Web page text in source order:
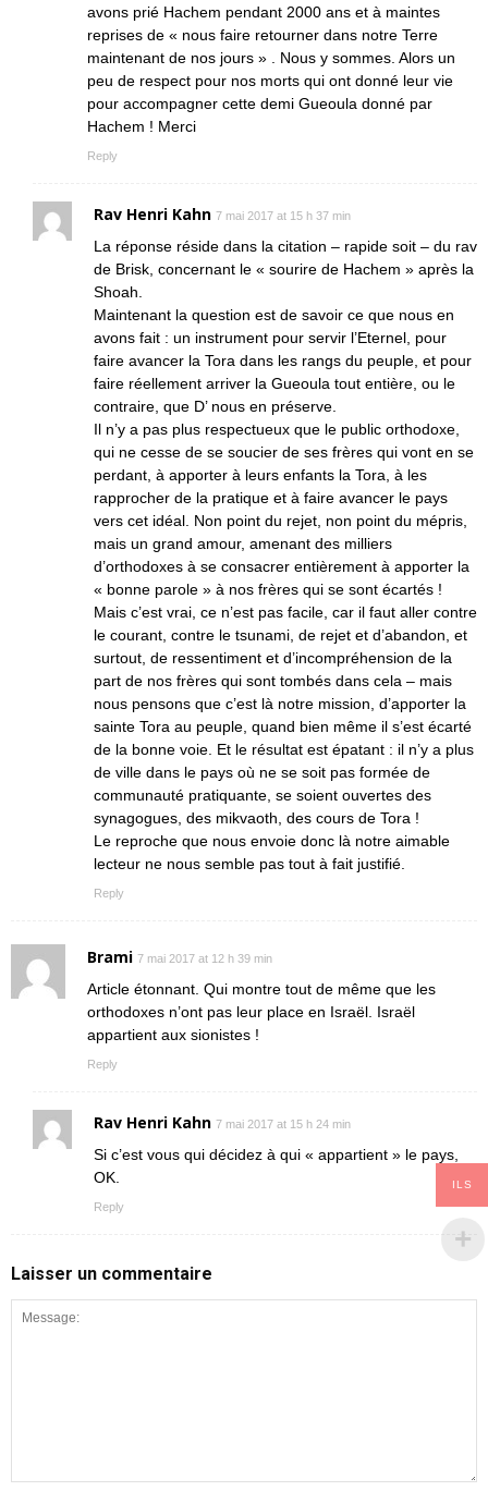
avons prié Hachem pendant 2000 ans et à maintes
reprises de « nous faire retourner dans notre Terre
maintenant de nos jours » . Nous y sommes. Alors un
peu de respect pour nos morts qui ont donné leur vie
pour accompagner cette demi Gueoula donné par
Hachem ! Merci
Reply
Rav Henri Kahn 7 mai 2017 at 15 h 37 min
La réponse réside dans la citation – rapide soit – du rav
de Brisk, concernant le « sourire de Hachem » après la
Shoah.
Maintenant la question est de savoir ce que nous en
avons fait : un instrument pour servir l’Eternel, pour
faire avancer la Tora dans les rangs du peuple, et pour
faire réellement arriver la Gueoula tout entière, ou le
contraire, que D’ nous en préserve.
Il n’y a pas plus respectueux que le public orthodoxe,
qui ne cesse de se soucier de ses frères qui vont en se
perdant, à apporter à leurs enfants la Tora, à les
rapprocher de la pratique et à faire avancer le pays
vers cet idéal. Non point du rejet, non point du mépris,
mais un grand amour, amenant des milliers
d’orthodoxes à se consacrer entièrement à apporter la
« bonne parole » à nos frères qui se sont écartés !
Mais c’est vrai, ce n’est pas facile, car il faut aller contre
le courant, contre le tsunami, de rejet et d’abandon, et
surtout, de ressentiment et d’incompréhension de la
part de nos frères qui sont tombés dans cela – mais
nous pensons que c’est là notre mission, d’apporter la
sainte Tora au peuple, quand bien même il s’est écarté
de la bonne voie. Et le résultat est épatant : il n’y a plus
de ville dans le pays où ne se soit pas formée de
communauté pratiquante, se soient ouvertes des
synagogues, des mikvaoth, des cours de Tora !
Le reproche que nous envoie donc là notre aimable
lecteur ne nous semble pas tout à fait justifié.
Reply
Brami 7 mai 2017 at 12 h 39 min
Article étonnant. Qui montre tout de même que les
orthodoxes n’ont pas leur place en Israël. Israël
appartient aux sionistes !
Reply
Rav Henri Kahn 7 mai 2017 at 15 h 24 min
Si c’est vous qui décidez à qui « appartient » le pays,
OK.
Reply
Laisser un commentaire
ILS